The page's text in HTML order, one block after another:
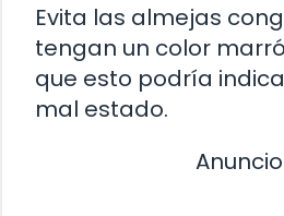
Evita las almejas
tengan un color
que esto podría
mal estado.